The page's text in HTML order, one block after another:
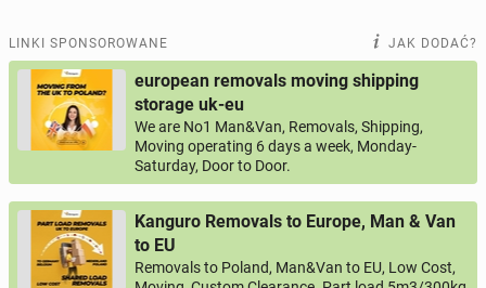
LINKI SPONSOROWANE JAK DODAĆ?
european removals moving shipping
storage uk-eu
We are No1 Man&Van, Removals, Shipping,
Moving operating 6 days a week, Monday-
Saturday, Door to Door.
Kanguro Removals to Europe, Man & Van
to EU
Removals to Poland, Man&Van to EU, Low Cost,